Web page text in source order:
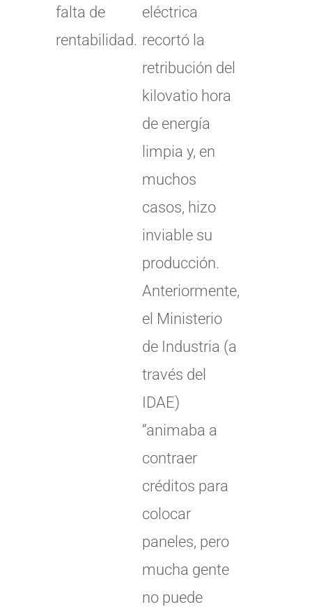
falta de
rentabilidad.
eléctrica
recortó la
retribución del
kilovatio hora
de energía
limpia y, en
muchos
casos, hizo
inviable su
producción.
Anteriormente,
el Ministerio
de Industria (a
través del
IDAE)
“animaba a
contraer
créditos para
colocar
paneles, pero
mucha gente
no puede